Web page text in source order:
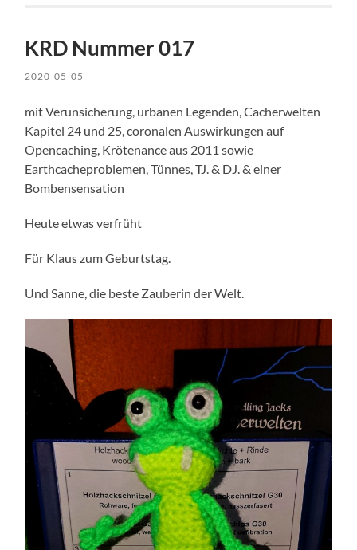
KRD Nummer 017
2020-05-05
mit Verunsicherung, urbanen Legenden, Cacherwelten
Kapitel 24 und 25, coronalen Auswirkungen auf
Opencaching, Krötenance aus 2011 sowie
Earthcacheproblemen, Tünnes, TJ. & DJ. & einer
Bombensensation
Heute etwas verfrüht
Für Klaus zum Geburtstag.
Und Sanne, die beste Zauberin der Welt.